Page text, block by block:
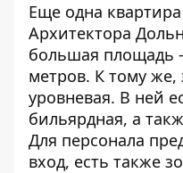
Еще одна
Архитектора
большая площадь
метров. К тому же,
уровневая. В ней
бильярдная, а
Для персонала
вход, есть также